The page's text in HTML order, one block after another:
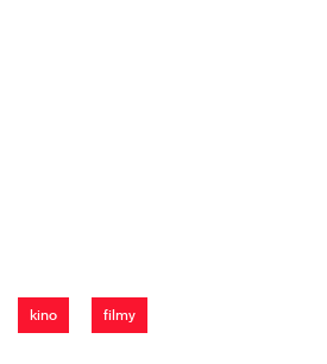
kino filmy